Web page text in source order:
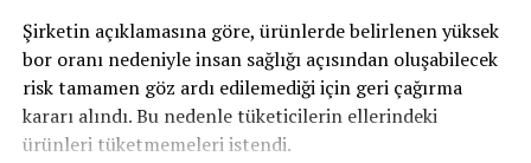
için “akıllı şebeke” yatırımlarına devam ederken, bu
yatırımlar fiyatlardaki düşüşle dengelenecek.
Luzern: Yeni Tarifeler Yolda
Şirketin açıklamasına göre, ürünlerde belirlenen yüksek
bor oranı nedeniyle insan sağlığı açısından oluşabilecek
risk tamamen göz ardı edilemediği için geri çağırma
kararı alındı. Bu nedenle tüketicilerin ellerindeki
ürünleri tüketmemeleri istendi.